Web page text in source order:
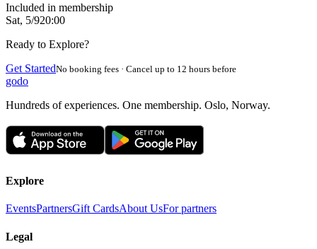
Included in membership
Sat, 5/920:00
Ready to Explore?
Get StartedNo booking fees · Cancel up to 12 hours before
godo
Hundreds of experiences. One membership. Oslo, Norway.
Explore
EventsPartnersGift CardsAbout UsFor partners
Legal